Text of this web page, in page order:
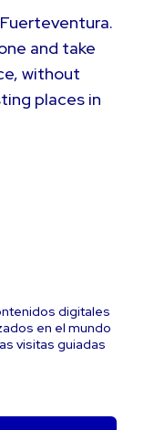
and take
without
places in
digitales
en el mundo
visitas guiadas